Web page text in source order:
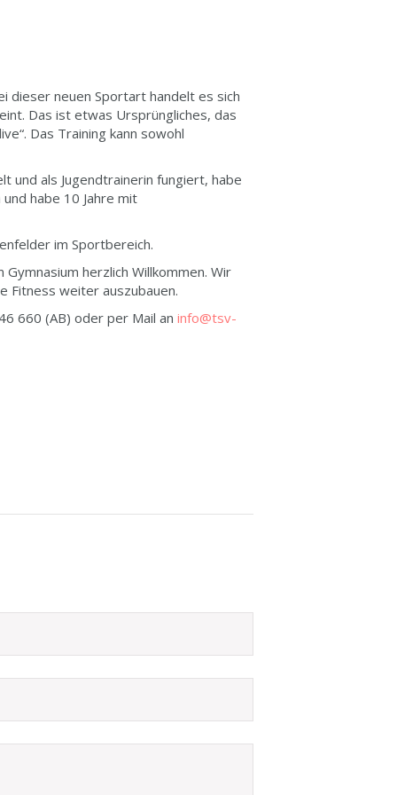
dieser neuen Sportart handelt es sich
Das ist etwas Ursprüngliches, das
Das Training kann sowohl
und als Jugendtrainerin fungiert, habe
habe 10 Jahre mit
im Sportbereich.
herzlich Willkommen. Wir
Fitness weiter auszubauen.
660 (AB) oder per Mail an info@tsv-